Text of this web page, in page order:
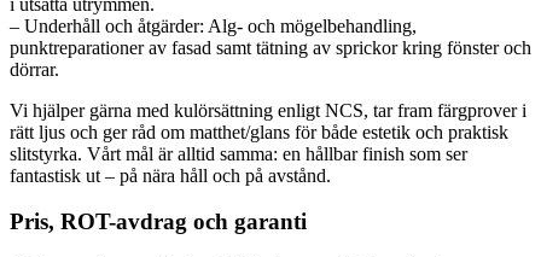
– Underhåll och åtgärder: Alg- och mögelbehandling,
punktreparationer av fasad samt tätning av sprickor kring fönster och
dörrar.
Vi hjälper gärna med kulörsättning enligt NCS, tar fram färgprover i
rätt ljus och ger råd om matthet/glans för både estetik och praktisk
slitstyrka. Vårt mål är alltid samma: en hållbar finish som ser
fantastisk ut – på nära håll och på avstånd.
Pris, ROT-avdrag och garanti